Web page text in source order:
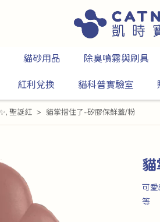
貓砂用品 除臭噴霧與刷具
紅利兌換 貓科普實驗室
, 聖誕紅 貓掌擋住了-矽膠保鮮蓋/粉
貓
可
等